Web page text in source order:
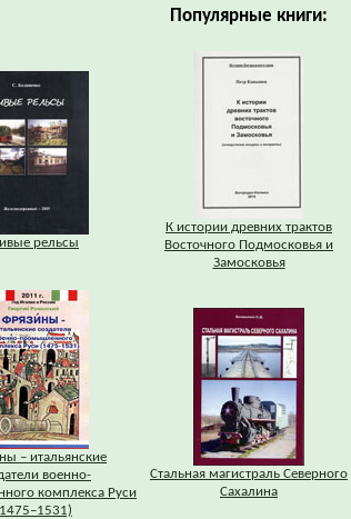
Популярные книги:
рельсы
К истории древних трактов
Восточного Подмосковья и
Замосковья
– итальянские
военно-
комплекса Руси
Стальная магистраль Северного
Сахалина